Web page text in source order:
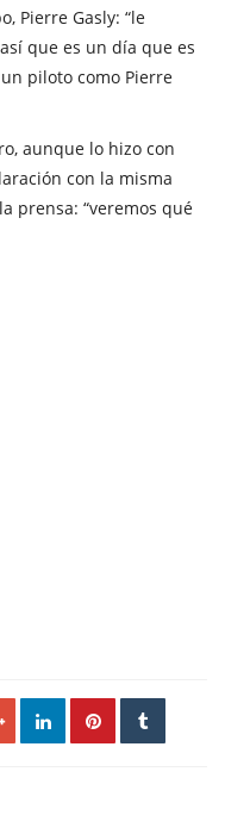
Pierre Gasly: “le
que es un día que es
piloto como Pierre
aunque lo hizo con
con la misma
prensa: “veremos qué